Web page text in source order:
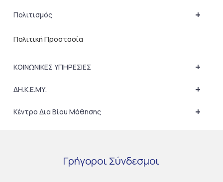
+
Πολιτισμός
Πολιτική Προστασία
+
ΚΟΙΝΩΝΙΚΕΣ ΥΠΗΡΕΣΙΕΣ
+
ΔΗ.Κ.Ε.ΜΥ.
+
Κέντρο Δια Βίου Μάθησης
Γρήγοροι Σύνδεσμοι